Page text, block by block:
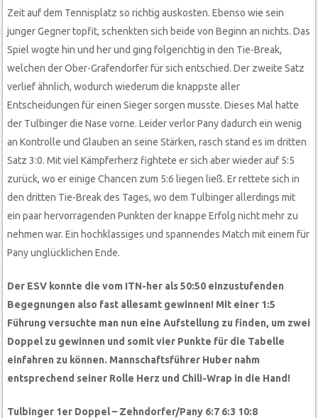
Zeit auf dem Tennisplatz so richtig auskosten. Ebenso wie sein
junger Gegner topfit, schenkten sich beide von Beginn an nichts. Das
Spiel wogte hin und her und ging folgerichtig in den Tie-Break,
welchen der Ober-Grafendorfer für sich entschied. Der zweite Satz
verlief ähnlich, wodurch wiederum die knappste aller
Entscheidungen für einen Sieger sorgen musste. Dieses Mal hatte
der Tulbinger die Nase vorne. Leider verlor Pany dadurch ein wenig
an Kontrolle und Glauben an seine Stärken, rasch stand es im dritten
Satz 3:0. Mit viel Kämpferherz fightete er sich aber wieder auf 5:5
zurück, wo er einige Chancen zum 5:6 liegen ließ. Er rettete sich in
den dritten Tie-Break des Tages, wo dem Tulbinger allerdings mit
ein paar hervorragenden Punkten der knappe Erfolg nicht mehr zu
nehmen war. Ein hochklassiges und spannendes Match mit einem für
Pany unglücklichen Ende.
Der ESV konnte die vom ITN-her als 50:50 einzustufenden
Begegnungen also fast allesamt gewinnen! Mit einer 1:5
Führung versuchte man nun eine Aufstellung zu finden, um zwei
Doppel zu gewinnen und somit vier Punkte für die Tabelle
einfahren zu können. Mannschaftsführer Huber nahm
entsprechend seiner Rolle Herz und Chili-Wrap in die Hand!
Tulbinger 1er Doppel – Zehndorfer/Pany 6:7 6:3 10:8